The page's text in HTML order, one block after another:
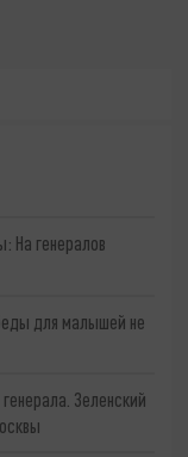
На генералов
для малышей не
Зеленский